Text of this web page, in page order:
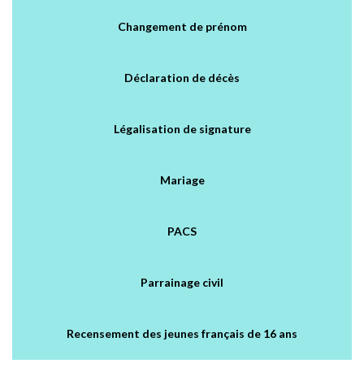
Changement de prénom
Déclaration de décès
Légalisation de signature
Mariage
PACS
Parrainage civil
Recensement des jeunes français de 16 ans